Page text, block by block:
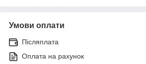
Умови оплати
Післяплата
Оплата на рахунок